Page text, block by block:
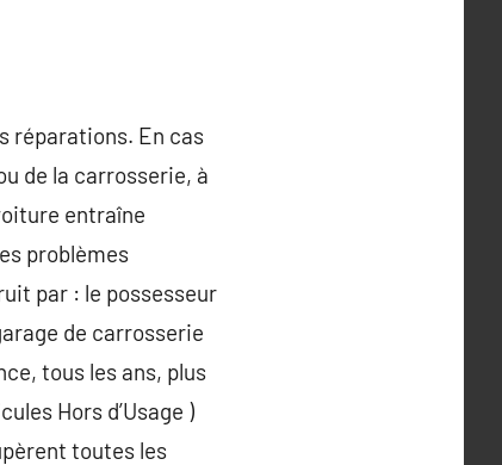
réparations. En cas
de la carrosserie, à
entraîne
problèmes
par : le possesseur
de carrosserie
tous les ans, plus
Hors d’Usage )
toutes les